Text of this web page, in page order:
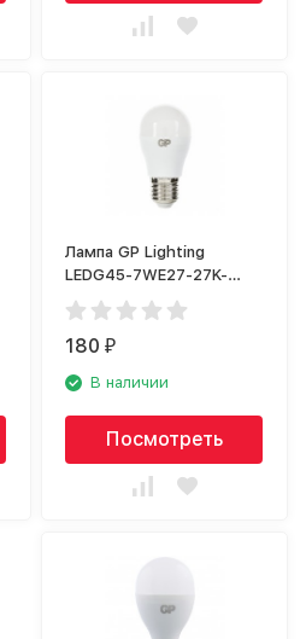
Лампа GP Lighting
LEDG45-7WE27-27K-
2CRB1
180₽
В наличии
Посмотреть